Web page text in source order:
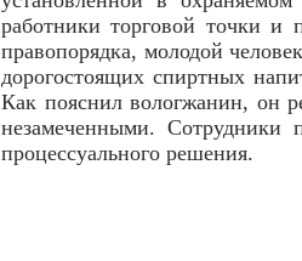
работники торговой точки и
правопорядка, молодой
дорогостоящих спиртных
Как пояснил вологжанин, он
незамеченными. Сотрудники
процессуального решения.